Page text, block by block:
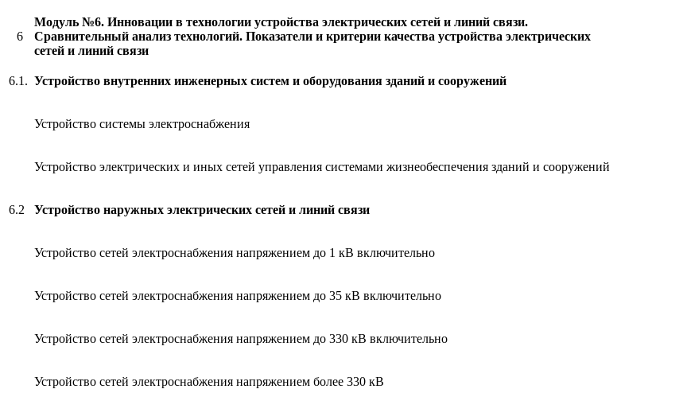
6
Модуль №6. Инновации в технологии устройства электрических сетей и линий связи.
Сравнительный анализ технологий. Показатели и критерии качества устройства электрических
сетей и линий связи
6.1. Устройство внутренних инженерных систем и оборудования зданий и сооружений
Устройство системы электроснабжения
Устройство электрических и иных сетей управления системами жизнеобеспечения зданий и сооружений
6.2 Устройство наружных электрических сетей и линий связи
Устройство сетей электроснабжения напряжением до 1 кВ включительно
Устройство сетей электроснабжения напряжением до 35 кВ включительно
Устройство сетей электроснабжения напряжением до 330 кВ включительно
Устройство сетей электроснабжения напряжением более 330 кВ